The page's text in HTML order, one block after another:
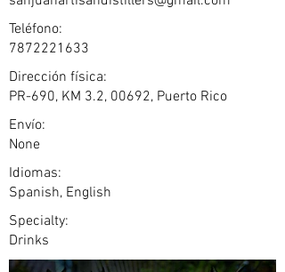
Teléfono:
7872221633
Dirección física:
PR-690, KM 3.2, 00692, Puerto Rico
Envío:
None
Idiomas:
Spanish, English
Specialty:
Drinks